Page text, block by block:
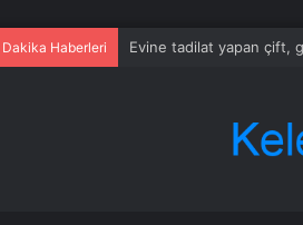
Dakika Haberleri Evine tadilat yapan çift,